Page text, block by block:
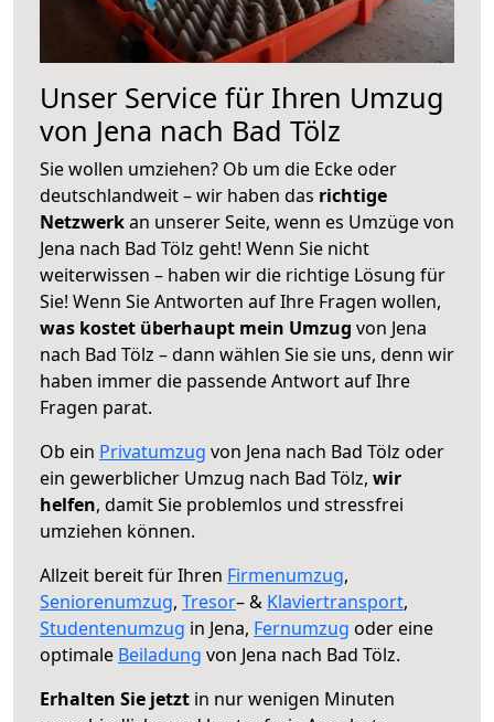
Unser Service für Ihren Umzug
von Jena nach Bad Tölz
Sie wollen umziehen? Ob um die Ecke oder
deutschlandweit – wir haben das richtige
Netzwerkan unserer Seite, wenn es Umzüge von
Jena nach Bad Tölz geht! Wenn Sie nicht
weiterwissen – haben wir die richtige Lösung für
Sie! Wenn Sie Antworten auf Ihre Fragen wollen,
was kostet überhaupt mein Umzug von Jena
nach Bad Tölz – dann wählen Sie sie uns, denn wir
haben immer die passende Antwort auf Ihre
Fragen parat.
Ob ein Privatumzug von Jena nach Bad Tölz oder
ein gewerblicher Umzug nach Bad Tölz, wir
helfen, damit Sie problemlos und stressfrei
umziehen können.
Allzeit bereit für Ihren Firmenumzug,
Seniorenumzug, Tresor– & Klaviertransport,
Studentenumzug in Jena, Fernumzug oder eine
optimale Beiladung von Jena nach Bad Tölz.
Erhalten Sie jetzt in nur wenigen Minuten